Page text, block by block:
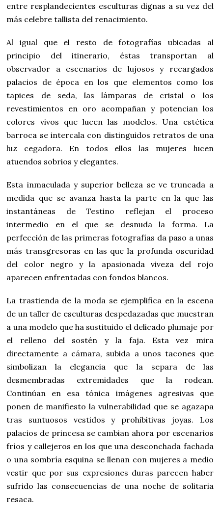
entre resplandecientes esculturas dignas a su vez del
más celebre tallista del renacimiento.
Al igual que el resto de fotografías ubicadas al
principio del itinerario, éstas transportan al
observador a escenarios de lujosos y recargados
palacios de época en los que elementos como los
tapices de seda, las lámparas de cristal o los
revestimientos en oro acompañan y potencian los
colores vivos que lucen las modelos. Una estética
barroca se intercala con distinguidos retratos de una
luz cegadora. En todos ellos las mujeres lucen
atuendos sobrios y elegantes.
Esta inmaculada y superior belleza se ve truncada a
medida que se avanza hasta la parte en la que las
instantáneas de Testino reflejan el proceso
intermedio en el que se desnuda la forma. La
perfección de las primeras fotografías da paso a unas
más transgresoras en las que la profunda oscuridad
del color negro y la apasionada viveza del rojo
aparecen enfrentadas con fondos blancos.
La trastienda de la moda se ejemplifica en la escena
de un taller de esculturas despedazadas que muestran
a una modelo que ha sustituido el delicado plumaje por
el relleno del sostén y la faja. Esta vez mira
directamente a cámara, subida a unos tacones que
simbolizan la elegancia que la separa de las
desmembradas extremidades que la rodean.
Continúan en esa tónica imágenes agresivas que
ponen de manifiesto la vulnerabilidad que se agazapa
tras suntuosos vestidos y prohibitivas joyas. Los
palacios de princesa se cambian ahora por escenarios
fríos y callejeros en los que una desconchada fachada
o una sombría esquina se llenan con mujeres a medio
vestir que por sus expresiones duras parecen haber
sufrido las consecuencias de una noche de solitaria
resaca.